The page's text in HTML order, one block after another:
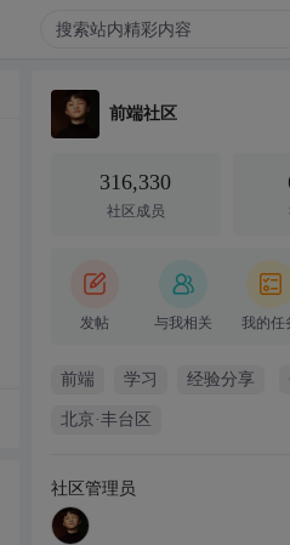
前端社区
316,330
社区成员
发帖 与我相关 我的任
前端 学习 经验分享
北京·丰台区
社区管理员